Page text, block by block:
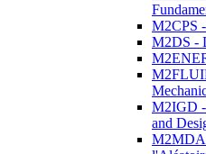
M2CPS
M2DS -
M2IGD
and
M2MDA